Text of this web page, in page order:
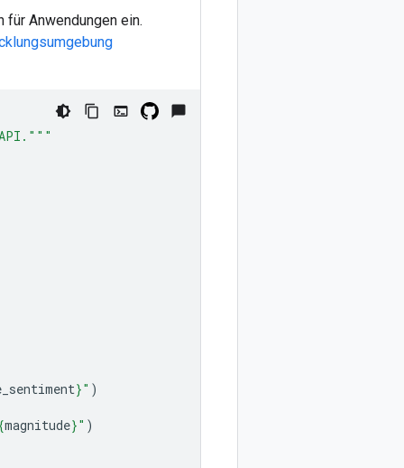
für Anwendungen ein.
}" )
magnitude}" )